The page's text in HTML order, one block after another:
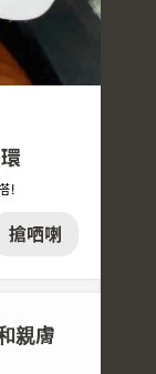
搶哂喇
!
親膚